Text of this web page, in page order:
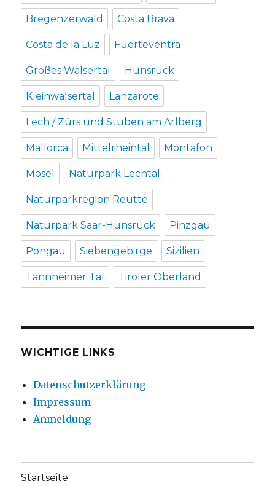
Bregenzerwald Costa Brava
Costa de la Luz Fuerteventra
Großes Walsertal Hunsrück
Kleinwalsertal Lanzarote
Lech / Zürs und Stuben am Arlberg
Mallorca Mittelrheintal Montafon
Mosel Naturpark Lechtal
Naturparkregion Reutte
Naturpark Saar-Hunsrück Pinzgau
Pongau Siebengebirge Sizilien
Tannheimer Tal Tiroler Oberland
WICHTIGE LINKS
Datenschutzerklärung
Impressum
Anmeldung
Startseite